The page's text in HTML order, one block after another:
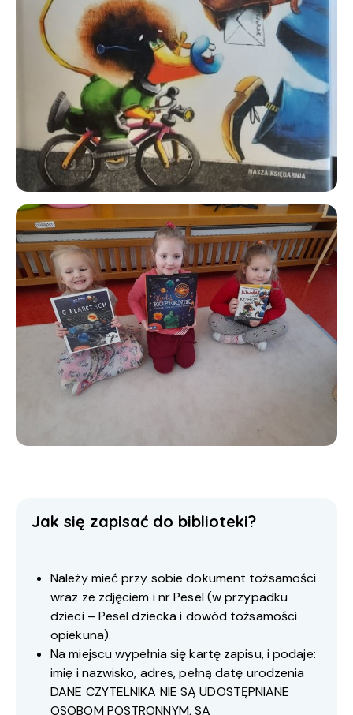
Jak się zapisać do biblioteki?
Należy mieć przy sobie dokument tożsamości
wraz ze zdjęciem i nr Pesel (w przypadku
dzieci – Pesel dziecka i dowód tożsamości
opiekuna).
Na miejscu wypełnia się kartę zapisu, i podaje:
imię i nazwisko, adres, pełną datę urodzenia
DANE CZYTELNIKA NIE SĄ UDOSTĘPNIANE
OSOBOM POSTRONNYM, SĄ